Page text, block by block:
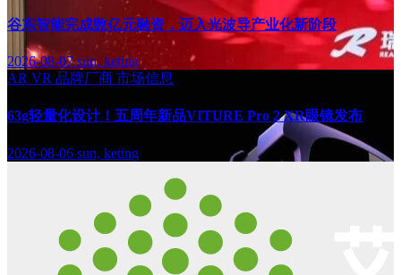
谷东智能完成数亿元融资，迈入光波导产业化新阶段
2026-08-07sun, keting
AR VR 品牌厂商 市场信息
63g轻量化设计！五周年新品VITURE Pro 2 XR眼镜发布
2026-08-06 sun, keting